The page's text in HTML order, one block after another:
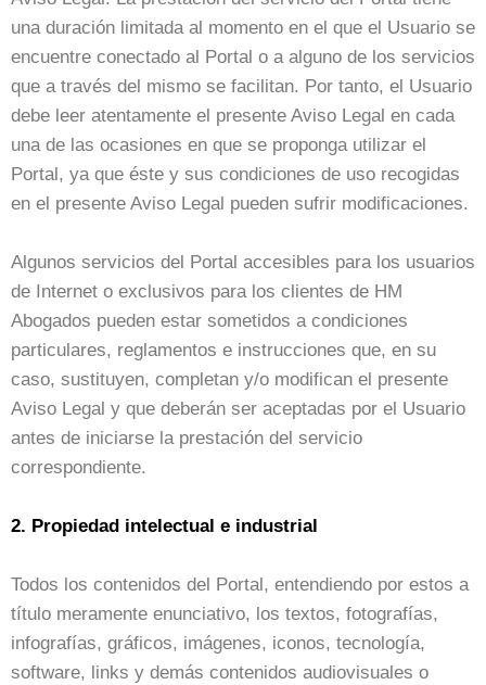
una duración limitada al momento en el que el Usuario se
encuentre conectado al Portal o a alguno de los servicios
que a través del mismo se facilitan. Por tanto, el Usuario
debe leer atentamente el presente Aviso Legal en cada
una de las ocasiones en que se proponga utilizar el
Portal, ya que éste y sus condiciones de uso recogidas
en el presente Aviso Legal pueden sufrir modificaciones.
Algunos servicios del Portal accesibles para los usuarios
de Internet o exclusivos para los clientes de HM
Abogados pueden estar sometidos a condiciones
particulares, reglamentos e instrucciones que, en su
caso, sustituyen, completan y/o modifican el presente
Aviso Legal y que deberán ser aceptadas por el Usuario
antes de iniciarse la prestación del servicio
correspondiente.
2. Propiedad intelectual e industrial
Todos los contenidos del Portal, entendiendo por estos a
título meramente enunciativo, los textos, fotografías,
infografías, gráficos, imágenes, iconos, tecnología,
software, links y demás contenidos audiovisuales o